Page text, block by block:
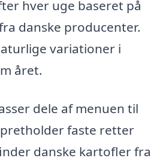
hver uge baseret på
danske producenter.
variationer i
året.
dele af menuen til
faste retter
danske kartofler fra